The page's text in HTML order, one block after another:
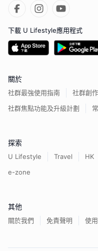
下載 U Lifestyle應用程式
關於
社群最強使用指南
社群創
社群焦點功能及升級計劃
探索
U Lifestyle Travel HK
e-zone
其他
關於我們 免責聲明 使